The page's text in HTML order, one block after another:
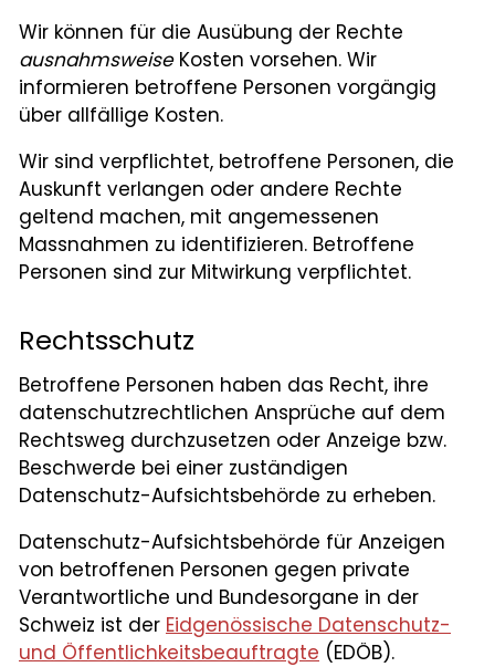
Wir können für die Ausübung der Rechte
ausnahmsweiseKosten vorsehen. Wir
informieren betroffene Personen vorgängig
über allfällige Kosten.
Wir sind verpflichtet, betroffene Personen, die
Auskunft verlangen oder andere Rechte
geltend machen, mit angemessenen
Massnahmen zu identifizieren. Betroffene
Personen sind zur Mitwirkung verpflichtet.
Rechtsschutz
Betroffene Personen haben das Recht, ihre
datenschutzrechtlichen Ansprüche auf dem
Rechtsweg durchzusetzen oder Anzeige bzw.
Beschwerde bei einer zuständigen
Datenschutz-Aufsichtsbehörde zu erheben.
Datenschutz-Aufsichtsbehörde für Anzeigen
von betroffenen Personen gegen private
Verantwortliche und Bundesorgane in der
Schweiz ist der Eidgenössische Datenschutz-
und Öffentlichkeitsbeauftragte (EDÖB).